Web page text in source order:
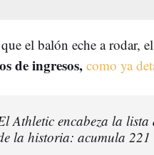
el balón eche a rodar,
de ingresos,como ya
Athletic encabeza la lista
la historia: acumula 221